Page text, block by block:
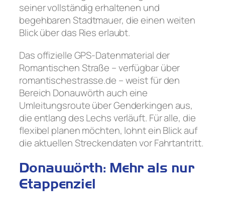
seiner vollständig erhaltenen und
begehbaren Stadtmauer, die einen weiten
Blick über das Ries erlaubt.
Das offizielle GPS-Datenmaterial der
Romantischen Straße – verfügbar über
romantischestrasse.de – weist für den
Bereich Donauwörth auch eine
Umleitungsroute über Genderkingen aus,
die entlang des Lechs verläuft. Für alle, die
flexibel planen möchten, lohnt ein Blick auf
die aktuellen Streckendaten vor Fahrtantritt.
Donauwörth: Mehr als nur
Etappenziel